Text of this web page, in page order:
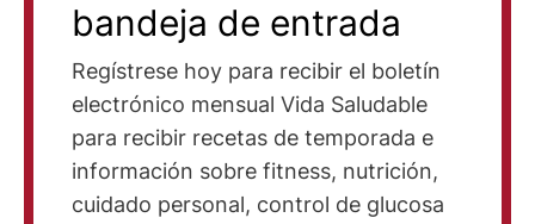
bandeja de entrada
Regístrese hoy para recibir el boletín
electrónico mensual Vida Saludable
para recibir recetas de temporada e
información sobre fitness, nutrición,
cuidado personal, control de glucosa